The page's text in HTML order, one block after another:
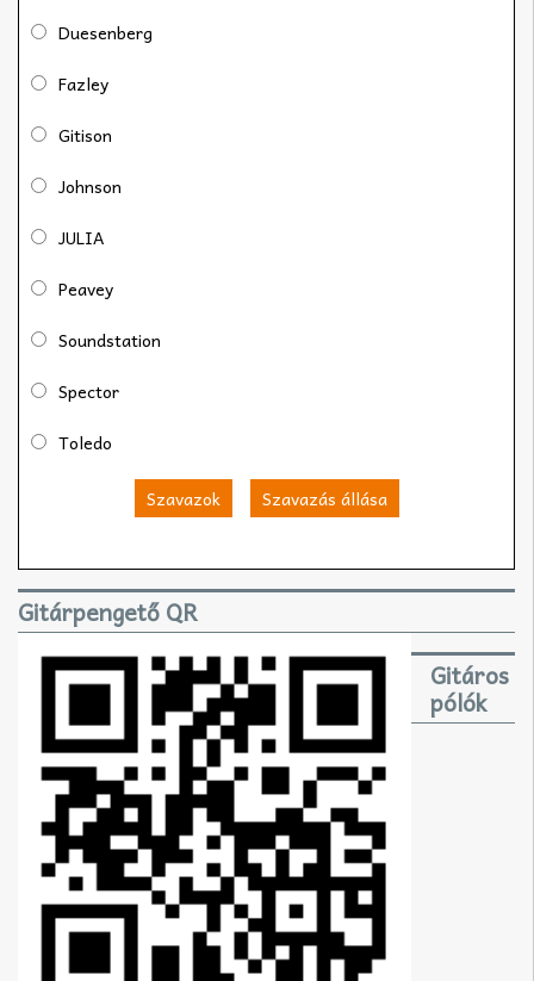
Duesenberg
Fazley
Gitison
Johnson
JULIA
Peavey
Soundstation
Spector
Toledo
Szavazok Szavazás állása
Gitárpengető QR
Gitáros
pólók